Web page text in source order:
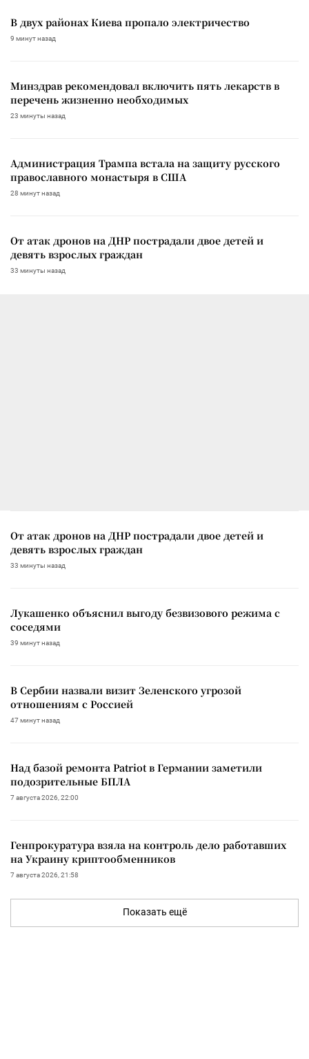
В двух районах Киева пропало электричество
9 минут назад
Минздрав рекомендовал включить пять лекарств в
перечень жизненно необходимых
23 минуты назад
Администрация Трампа встала на защиту русского
православного монастыря в США
28 минут назад
От атак дронов на ДНР пострадали двое детей и
девять взрослых граждан
33 минуты назад
От атак дронов на ДНР пострадали двое детей и
девять взрослых граждан
33 минуты назад
Лукашенко объяснил выгоду безвизового режима с
соседями
39 минут назад
В Сербии назвали визит Зеленского угрозой
отношениям с Россией
47 минут назад
Над базой ремонта Patriot в Германии заметили
подозрительные БПЛА
7 августа 2026, 22:00
Генпрокуратура взяла на контроль дело работавших
на Украину криптообменников
7 августа 2026, 21:58
Показать ещё